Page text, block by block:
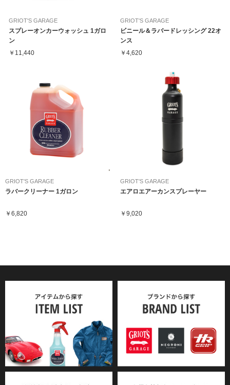
GRIOT'S GARAGE
スプレーオンカーウォッシュ 1ガロ
ン
￥11,440
GRIOT'S GARAGE
ビニール＆ラバードレッシング 22オ
ンス
￥4,620
GRIOT'S GARAGE
ラバークリーナー 1ガロン
￥6,820
GRIOT'S GARAGE
エアロエアーカンスプレーヤー
￥9,020